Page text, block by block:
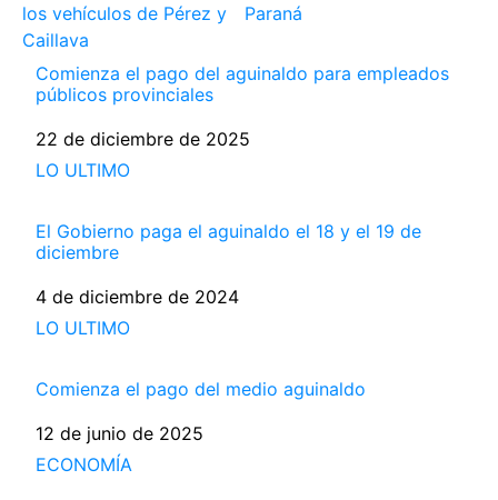
los vehículos de Pérez y
Caillava
Paraná
Comienza el pago del aguinaldo para empleados
públicos provinciales
Fecha
22 de diciembre de 2025
Respecto a
LO ULTIMO
El Gobierno paga el aguinaldo el 18 y el 19 de
diciembre
Fecha
4 de diciembre de 2024
Respecto a
LO ULTIMO
Comienza el pago del medio aguinaldo
Fecha
12 de junio de 2025
Respecto a
ECONOMÍA